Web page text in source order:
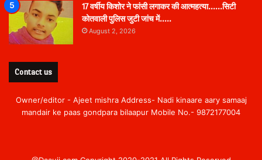
17 वर्षीय किशोर ने फांसी लगाकर की आत्महत्या……सिटी
कोतवाली पुलिस जुटी जांच में…..
August 2, 2026
Contact us
Owner/editor - Ajeet mishra Address- Nadi kinaare aary samaaj
mandair ke paas gondpara bilaapur Mobile No.- 9872177004